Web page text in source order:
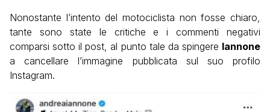
Nonostante l’intento del motociclista non fosse chiaro,
tante sono state le critiche e i commenti negativi
comparsi sotto il post, al punto tale da spingere Iannone
a cancellare l’immagine pubblicata sul suo profilo
Instagram.